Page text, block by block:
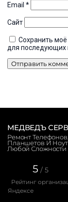
Email *
Сайт
Сохранить моё
для последующих
МЕДВЕДЪ
Ремонт Телефонов,
Планшетов И
Любой Сложности
5 / 5
Рейтинг
Яндексе